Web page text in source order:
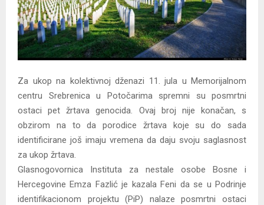
U
Za ukop na kolektivnoj dženazi 11. jula u Memorijalnom
centru Srebrenica u Potočarima spremni su posmrtni
ostaci pet žrtava genocida. Ovaj broj nije konačan, s
obzirom na to da porodice žrtava koje su do sada
identificirane još imaju vremena da daju svoju saglasnost
za ukop žrtava.
Glasnogovornica Instituta za nestale osobe Bosne i
Hercegovine Emza Fazlić je kazala Feni da se u Podrinje
identifikacionom projektu (PiP) nalaze posmrtni ostaci